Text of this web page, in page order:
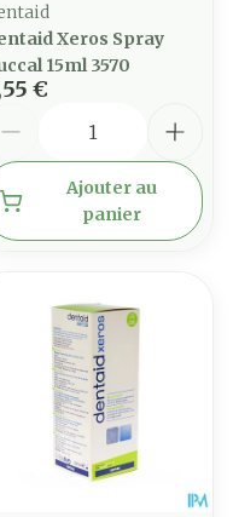
Xeros Spray
15ml 3570
€
Ajouter au
panier